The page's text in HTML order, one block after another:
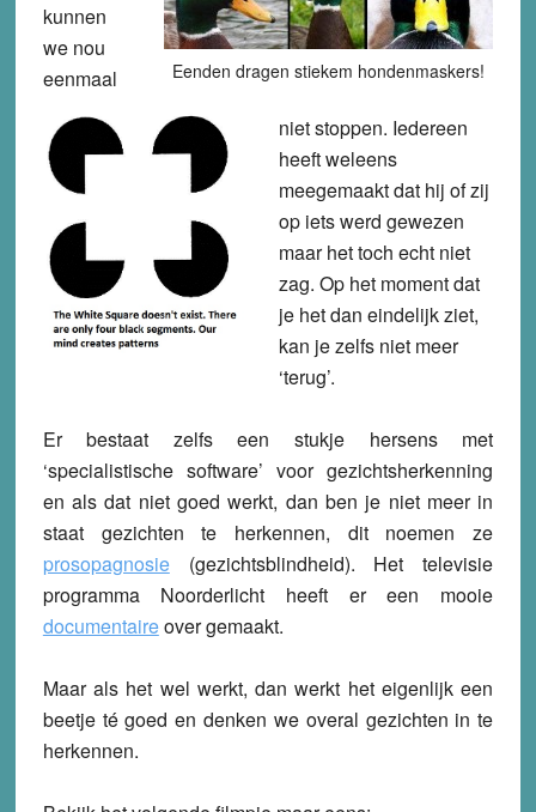
Eenden dragen stiekem hondenmaskers!
kunnen
we nou
eenmaal
niet stoppen. Iedereen
heeft weleens
meegemaakt dat hij of zij
op iets werd gewezen
maar het toch echt niet
zag. Op het moment dat
je het dan eindelijk ziet,
kan je zelfs niet meer
‘terug’.
Er bestaat zelfs een stukje hersens met
‘specialistische software’ voor gezichtsherkenning
en als dat niet goed werkt, dan ben je niet meer in
staat gezichten te herkennen, dit noemen ze
prosopagnosie
(gezichtsblindheid). Het televisie
programma Noorderlicht heeft er een mooie
documentaireover gemaakt.
Maar als het wel werkt, dan werkt het eigenlijk een
beetje té goed en denken we overal gezichten in te
herkennen.